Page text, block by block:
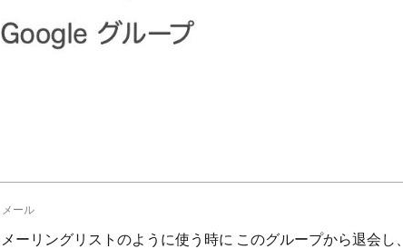
メール
ーリングリストのように使う時に このグループから退会し、